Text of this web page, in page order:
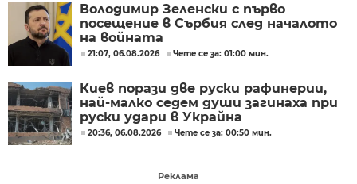
Володимир Зеленски с първо
посещение в Сърбия след началото
на войната
21:07, 06.08.2026 Чете се за: 01:00 мин.
Киев порази две руски рафинерии,
най-малко седем души загинаха при
руски удари в Украйна
20:36, 06.08.2026 Чете се за: 00:50 мин.
Реклама